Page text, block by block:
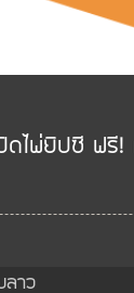
ดไพ่ยิปซี ฟรี!
ลาว